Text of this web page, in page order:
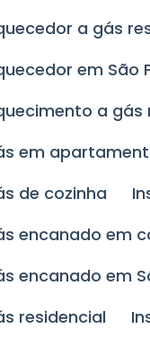
a gás
em São
a gás
em
de cozinha
encanado em
encanado em
residencial